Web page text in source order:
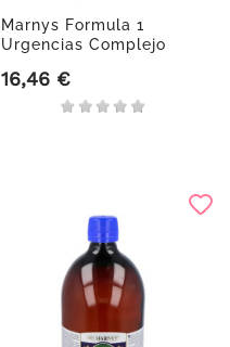
Marnys Formula 1
Urgencias Complejo
Precio
16,46 €